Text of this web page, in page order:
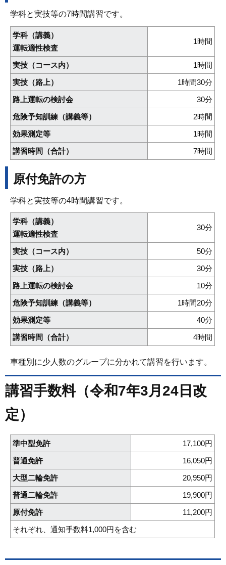
学科と実技等の7時間講習です。
学科（講義）
運転適性検査
1時間
実技（コース内）
1時間
実技（路上）
1時間30分
路上運転の検討会
30分
危険予知訓練（講義等）
2時間
効果測定等
1時間
講習時間（合計）
7時間
原付免許の方
学科と実技等の4時間講習です。
学科（講義）
運転適性検査
30分
実技（コース内）
50分
実技（路上）
30分
路上運転の検討会
10分
危険予知訓練（講義等）
1時間20分
効果測定等
40分
講習時間（合計）
4時間
車種別に少人数のグループに分かれて講習を行います。
講習手数料（令和7年3月24日改
定）
準中型免許
17,100円
普通免許
16,050円
大型二輪免許
20,950円
普通二輪免許
19,900円
原付免許
11,200円
それぞれ、通知手数料1,000円を含む